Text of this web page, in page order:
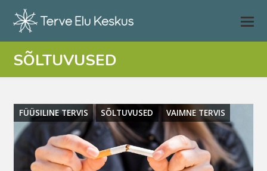
SÕLTUVUSED
FÜÜSILINE TERVIS SÕLTUVUSED VAIMNE TERVIS